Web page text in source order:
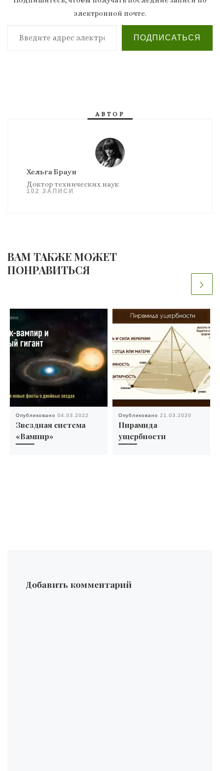
электронной почте.
Введите адрес электронной почты…
ПОДПИСАТЬСЯ
АВТОР
Хельга Браун
Доктор технических наук
102 ЗАПИСИ
ВАМ ТАКЖЕ МОЖЕТ
ПОНРАВИТЬСЯ
Опубликовано 04.03.2022
Звездная система
«Вампир»
Опубликовано 21.03.2020
Пирамида
ущербности
Добавить комментарий